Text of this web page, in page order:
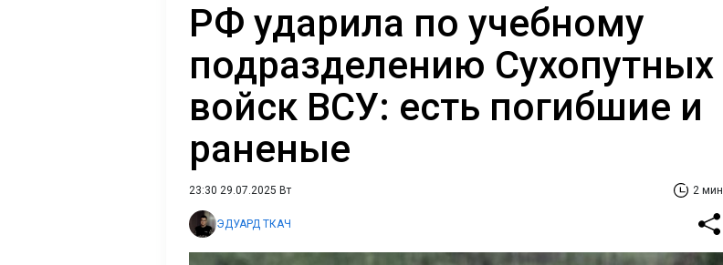
РФ ударила по учебному
подразделению Сухопутных
войск ВСУ: есть погибшие и
раненые
23:30 29.07.2025 Вт 2 мин
ЭДУАРД ТКАЧ